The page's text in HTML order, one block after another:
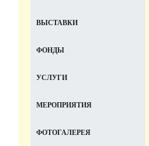
ВЫСТАВКИ
ФОНДЫ
УСЛУГИ
МЕРОПРИЯТИЯ
ФОТОГАЛЕРЕЯ